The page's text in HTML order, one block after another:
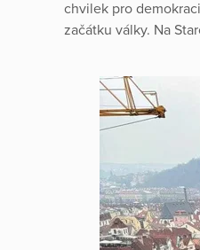
chvilek pro
začátku války. Na